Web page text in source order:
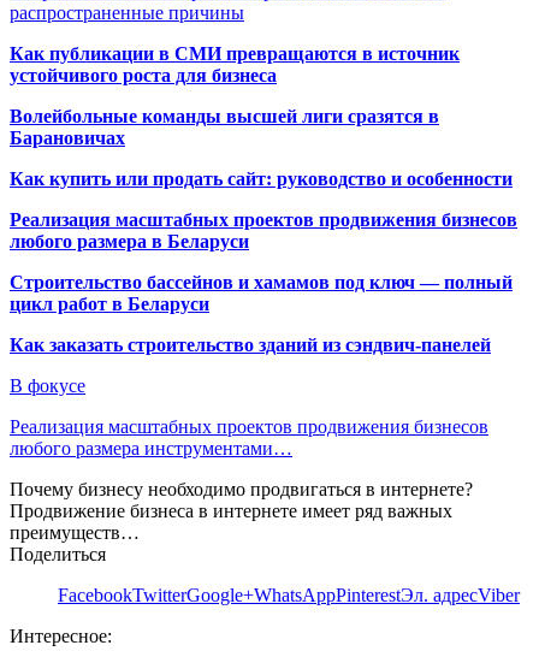
распространенные причины
Как публикации в СМИ превращаются в источник
устойчивого роста для бизнеса
Волейбольные команды высшей лиги сразятся в
Барановичах
Как купить или продать сайт: руководство и особенности
Реализация масштабных проектов продвижения бизнесов
любого размера в Беларуси
Строительство бассейнов и хамамов под ключ — полный
цикл работ в Беларуси
Как заказать строительство зданий из сэндвич-панелей
В фокусе
Реализация масштабных проектов продвижения бизнесов
любого размера инструментами…
Почему бизнесу необходимо продвигаться в интернете?
Продвижение бизнеса в интернете имеет ряд важных
преимуществ…
Поделиться
FacebookTwitterGoogle+WhatsAppPinterestЭл. адресViber
Интересное: